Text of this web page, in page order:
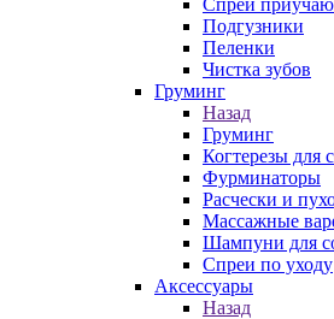
Спреи
Подгузники
Пеленки
Чистка зубов
Груминг
Назад
Груминг
Когтерезы для
Фурминаторы
Расчески и
Массажные
Шампуни для
Спреи по уходу
Аксессуары
Назад